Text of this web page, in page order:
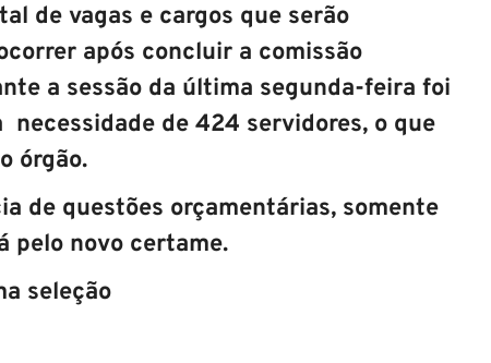
de vagas e cargos que serão
após concluir a comissão
a sessão da última segunda-feira foi
de 424 servidores, o que
órgão.
de questões orçamentárias, somente
pelo novo certame.
seleção